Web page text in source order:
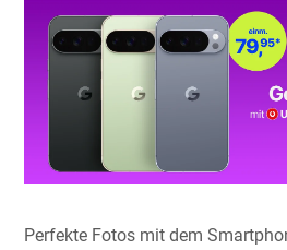
Perfekte Fotos mit dem